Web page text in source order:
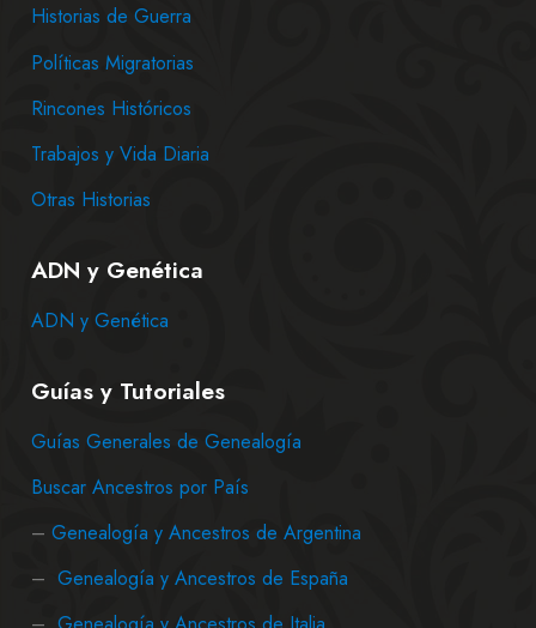
Historias de Guerra
Políticas Migratorias
Rincones Históricos
Trabajos y Vida Diaria
Otras Historias
ADN y Genética
ADN y Genética
Guías y Tutoriales
Guías Generales de Genealogía
Buscar Ancestros por País
– Genealogía y Ancestros de Argentina
– Genealogía y Ancestros de España